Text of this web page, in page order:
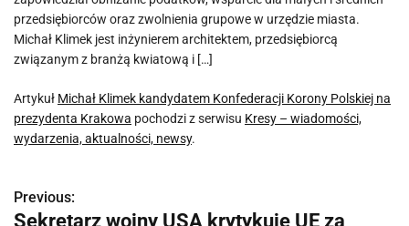
przedsiębiorców oraz zwolnienia grupowe w urzędzie miasta.
Michał Klimek jest inżynierem architektem, przedsiębiorcą
związanym z branżą kwiatową i […]
Artykuł Michał Klimek kandydatem Konfederacji Korony Polskiej na
prezydenta Krakowa pochodzi z serwisu Kresy – wiadomości,
wydarzenia, aktualności, newsy.
N
Previous:
Sekretarz wojny USA krytykuje UE za